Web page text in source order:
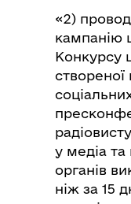
«2)
кампанію
Конкурсу
створеної
у медіа та
органів
ніж за 15